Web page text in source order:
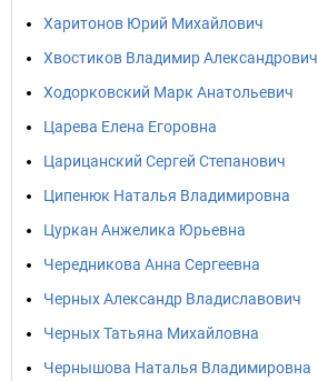
Харитонов Юрий Михайлович
Хвостиков Владимир Александрович
Ходорковский Марк Анатольевич
Царева Елена Егоровна
Царицанский Сергей Степанович
Ципенюк Наталья Владимировна
Цуркан Анжелика Юрьевна
Чередникова Анна Сергеевна
Черных Александр Владиславович
Черных Татьяна Михайловна
Чернышова Наталья Владимировна